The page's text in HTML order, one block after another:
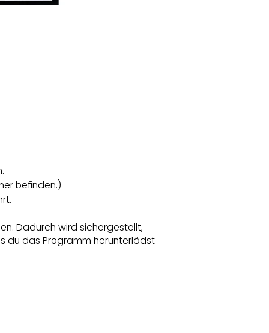
befinden.)
Dadurch wird sichergestellt,
du das Programm herunterlädst